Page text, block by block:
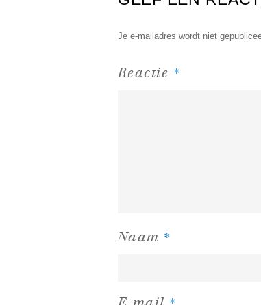
Je e-mailadres wordt niet
Reactie *
Naam *